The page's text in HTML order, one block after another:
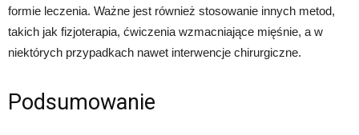
formie leczenia. Ważne jest również stosowanie innych metod,
takich jak fizjoterapia, ćwiczenia wzmacniające mięśnie, a w
niektórych przypadkach nawet interwencje chirurgiczne.
Podsumowanie